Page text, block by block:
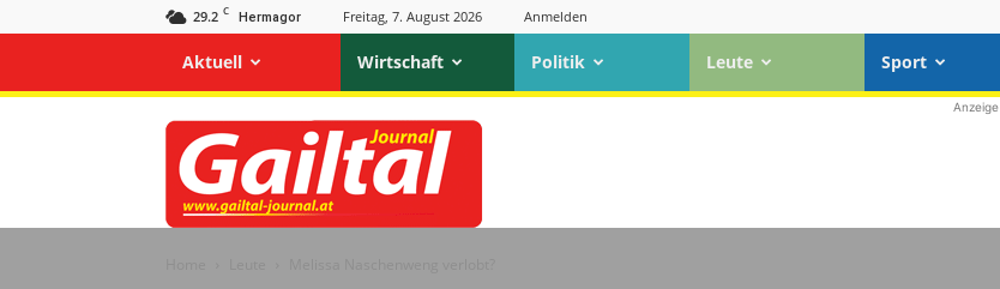
29.2 C Hermagor Freitag, 7. August 2026 Anmelden
Aktuell Wirtschaft Politik Leute Sport
Gailtal
Journal
Anzeige